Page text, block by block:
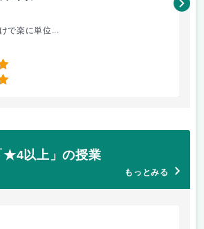
で楽に単位...
高
★4以上」の授業
もっとみる